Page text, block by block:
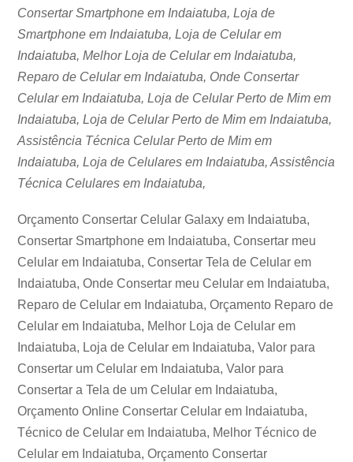
Consertar Smartphone em Indaiatuba, Loja de
Smartphone em Indaiatuba, Loja de Celular em
Indaiatuba, Melhor Loja de Celular em Indaiatuba,
Reparo de Celular em Indaiatuba, Onde Consertar
Celular em Indaiatuba, Loja de Celular Perto de Mim em
Indaiatuba, Loja de Celular Perto de Mim em Indaiatuba,
Assistência Técnica Celular Perto de Mim em
Indaiatuba, Loja de Celulares em Indaiatuba, Assistência
Técnica Celulares em Indaiatuba,
Orçamento Consertar Celular Galaxy em Indaiatuba,
Consertar Smartphone em Indaiatuba, Consertar meu
Celular em Indaiatuba, Consertar Tela de Celular em
Indaiatuba, Onde Consertar meu Celular em Indaiatuba,
Reparo de Celular em Indaiatuba, Orçamento Reparo de
Celular em Indaiatuba, Melhor Loja de Celular em
Indaiatuba, Loja de Celular em Indaiatuba, Valor para
Consertar um Celular em Indaiatuba, Valor para
Consertar a Tela de um Celular em Indaiatuba,
Orçamento Online Consertar Celular em Indaiatuba,
Técnico de Celular em Indaiatuba, Melhor Técnico de
Celular em Indaiatuba, Orçamento Consertar